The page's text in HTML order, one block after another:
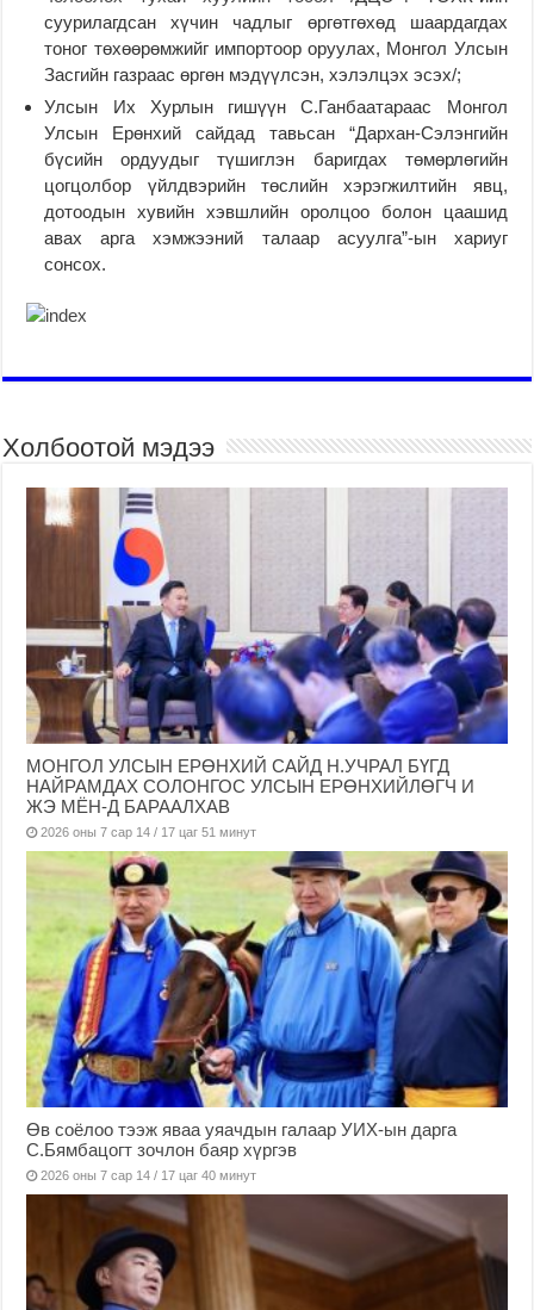
суурилагдсан хүчин чадлыг өргөтгөхөд шаардагдах
тоног төхөөрөмжийг импортоор оруулах, Монгол Улсын
Засгийн газраас өргөн мэдүүлсэн, хэлэлцэх эсэх/;
Улсын Их Хурлын гишүүн С.Ганбаатараас Монгол
Улсын Ерөнхий сайдад тавьсан “Дархан-Сэлэнгийн
бүсийн ордуудыг түшиглэн баригдах төмөрлөгийн
цогцолбор үйлдвэрийн төслийн хэрэгжилтийн явц,
дотоодын хувийн хэвшлийн оролцоо болон цаашид
авах арга хэмжээний талаар асуулга”-ын хариуг
сонсох.
Холбоотой мэдээ
МОНГОЛ УЛСЫН ЕРӨНХИЙ САЙД Н.УЧРАЛ БҮГД
НАЙРАМДАХ СОЛОНГОС УЛСЫН ЕРӨНХИЙЛӨГЧ И
ЖЭ МЁН-Д БАРААЛХАВ
2026 оны 7 сар 14 / 17 цаг 51 минут
Өв соёлоо тээж яваа уяачдын галаар УИХ-ын дарга
С.Бямбацогт зочлон баяр хүргэв
2026 оны 7 сар 14 / 17 цаг 40 минут